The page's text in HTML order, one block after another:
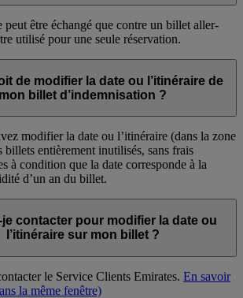
peut être échangé que contre un billet aller-
utilisé pour une seule réservation.
de modifier la date ou l’itinéraire de
mon billet d’indemnisation ?
modifier la date ou l’itinéraire (dans la zone
billets entièrement inutilisés, sans frais
à condition que la date corresponde à la
d’un an du billet.
contacter pour modifier la date ou
l’itinéraire sur mon billet ?
le Service Clients Emirates. En savoir
la même fenêtre)